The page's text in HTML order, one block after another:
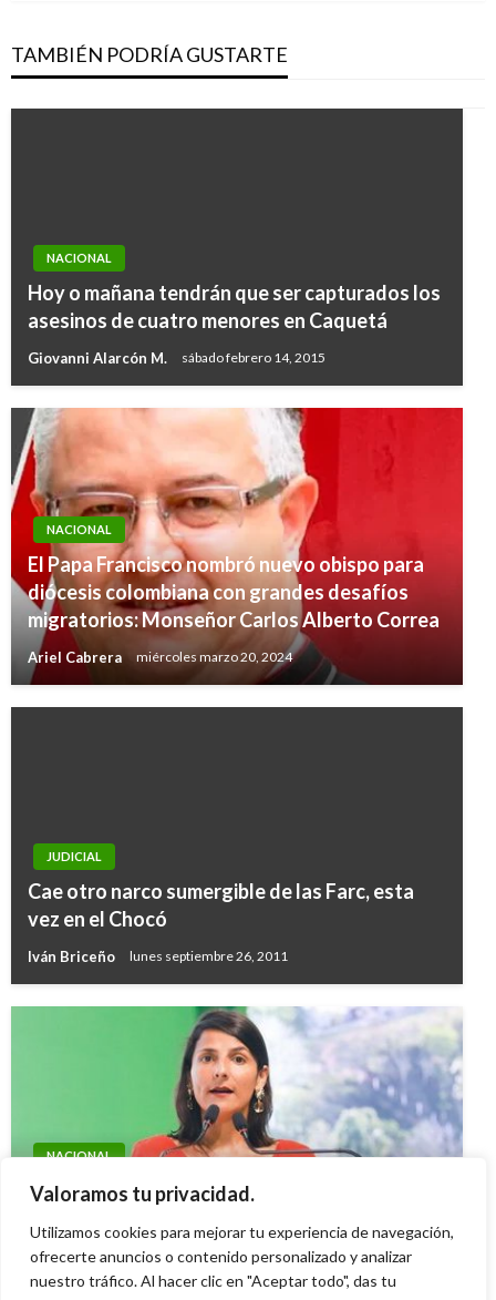
Valoramos tu privacidad.
Utilizamos cookies para mejorar tu experiencia de navegación,
ofrecerte anuncios o contenido personalizado y analizar
nuestro tráfico. Al hacer clic en "Aceptar todo", das tu
TAMBIÉN PODRÍA GUSTARTE
NACIONAL
Hoy o mañana tendrán que ser capturados los
asesinos de cuatro menores en Caquetá
Giovanni Alarcón M. sábado febrero 14, 2015
NACIONAL
El Papa Francisco nombró nuevo obispo para
diócesis colombiana con grandes desafíos
migratorios: Monseñor Carlos Alberto Correa
Ariel Cabrera miércoles marzo 20, 2024
JUDICIAL
Cae otro narco sumergible de las Farc, esta
vez en el Chocó
Iván Briceño lunes septiembre 26, 2011
NACIONAL
Gobierno Nacional desmiente
Ariel Cabrera jueves mayo 25, 2023